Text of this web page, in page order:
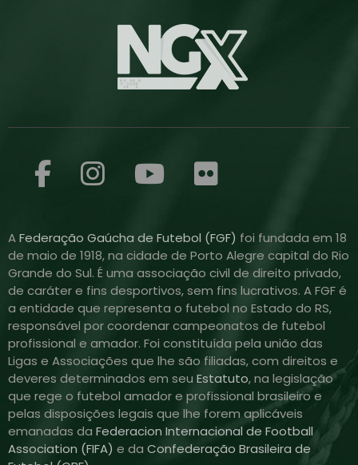
AFederação Gaúcha de Futebol (FGF) foi fundada em 18
de maio de 1918, na cidade de Porto Alegre capital do Rio
Grande do Sul. É uma associação civil de direito privado,
de caráter e fins desportivos, sem fins lucrativos. A FGF é
a entidade que representa o futebol no Estado do RS,
responsável por coordenar campeonatos de futebol
profissional e amador. Foi constituída pela união das
Ligas e Associações que lhe são filiadas, com direitos e
deveres determinados em seu Estatuto, na legislação
que rege o futebol amador e profissional brasileiro e
pelas disposições legais que lhe forem aplicáveis
emanadas da Federacion Internacional de Football
Association (FIFA) e da Confederação Brasileira de